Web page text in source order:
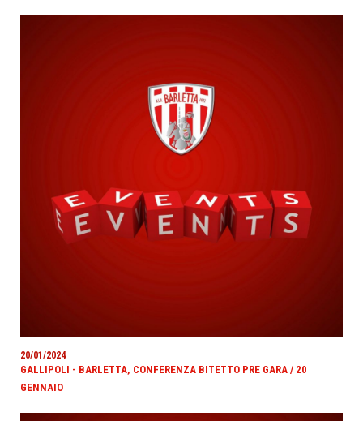
20/01/2024
GALLIPOLI - BARLETTA, CONFERENZA BITETTO PRE GARA / 20
GENNAIO